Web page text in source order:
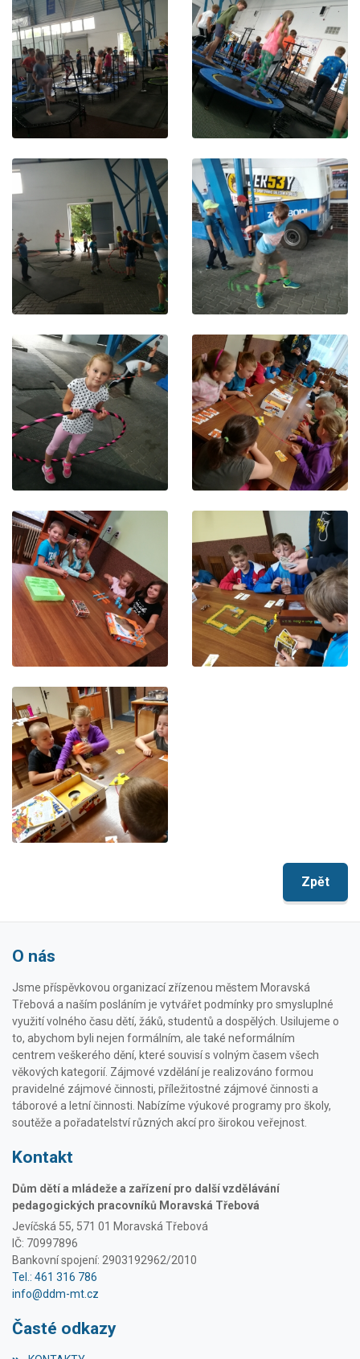
Zpět
O nás
Jsme příspěvkovou organizací zřízenou městem Moravská
Třebová a naším posláním je vytvářet podmínky pro smysluplné
využití volného času dětí, žáků, studentů a dospělých. Usilujeme o
to, abychom byli nejen formálním, ale také neformálním
centrem veškerého dění, které souvisí s volným časem všech
věkových kategorií. Zájmové vzdělání je realizováno formou
pravidelné zájmové činnosti, příležitostné zájmové činnosti a
táborové a letní činnosti. Nabízíme výukové programy pro školy,
soutěže a pořadatelství různých akcí pro širokou veřejnost.
Kontakt
Dům dětí a mládeže a zařízení pro další vzdělávání
pedagogických pracovníků Moravská Třebová
Jevíčská 55, 571 01 Moravská Třebová
IČ: 70997896
Bankovní spojení: 2903192962/2010
Tel.: 461 316 786
info@ddm-mt.cz
Časté odkazy